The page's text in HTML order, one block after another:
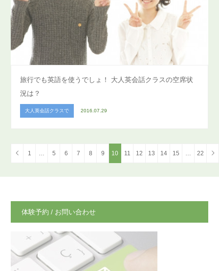
旅行でも英語を使うでしょ！ 大人英会話クラスの空席状
況は？
大人英会話クラスで 2016.07.29
1 5 6 7 8 9 10 11 12 13 14 15 22
体験予約 / お問い合わせ